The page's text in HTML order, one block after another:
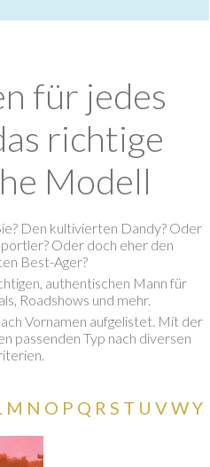
für jedes
richtige
Modell
Den kultivierten Dandy? Oder
Oder doch eher den
Best-Ager?
authentischen Mann für
Roadshows und mehr.
Vornamen aufgelistet. Mit der
passenden Typ nach diversen
M N O P Q R S T U VWY